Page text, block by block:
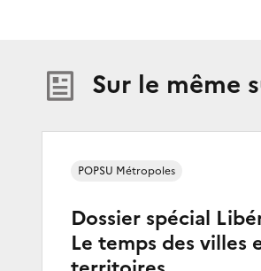
Sur le même
Dossier spécial
Le temps des villes
POPSU Métropoles